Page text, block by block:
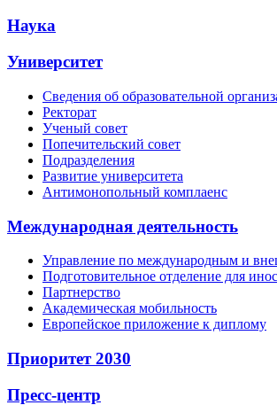
Наука
Университет
Сведения об образовательной
Ректорат
Ученый совет
Попечительский совет
Подразделения
Развитие университета
Антимонопольный комплаенс
Международная деятельность
Управление по международным и
Подготовительное отделение для
Партнерство
Академическая мобильность
Европейское приложение к диплому
Приоритет 2030
Пресс-центр